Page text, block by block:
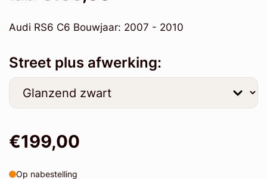
Audi RS6 C6 Bouwjaar: 2007 - 2010
Street plus afwerking:
€199,00
Op nabestelling